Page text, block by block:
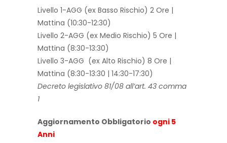
Livello 1-AGG (ex Basso Rischio) 2 Ore |
Mattina (10:30-12:30)
Livello 2-AGG (ex Medio Rischio) 5 Ore |
Mattina (8:30-13:30)
Livello 3-AGG (ex Alto Rischio) 8 Ore |
Mattina (8:30-13:30 | 14:30-17:30)
Decreto legislativo 81/08 all’art. 43 comma
1
Aggiornamento Obbligatorio ogni 5
Anni